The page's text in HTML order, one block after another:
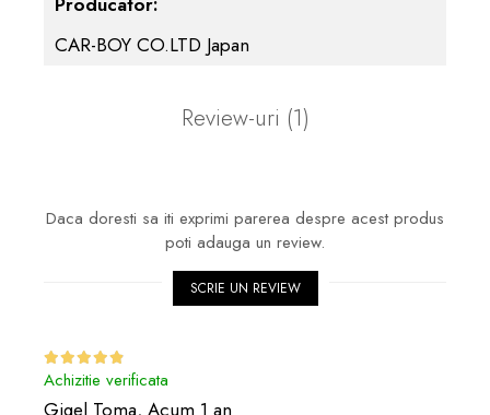
CAR-BOY CO.LTD Japan
Review-uri (1)
Daca doresti sa iti exprimi parerea despre acest produs
poti adauga un review.
SCRIE UN REVIEW
Achizitie verificata
Gigel Toma, Acum 1 an